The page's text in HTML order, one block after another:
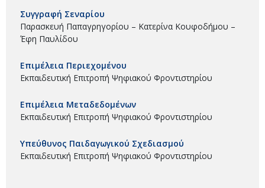
Συγγραφή Σεναρίου
Παρασκευή Παπαγρηγορίου – Κατερίνα Κουφοδήμου –
Έφη Παυλίδου
Επιμέλεια Περιεχομένου
Εκπαιδευτική Επιτροπή Ψηφιακού Φροντιστηρίου
Επιμέλεια Μεταδεδομένων
Εκπαιδευτική Επιτροπή Ψηφιακού Φροντιστηρίου
Υπεύθυνος Παιδαγωγικού Σχεδιασμού
Εκπαιδευτική Επιτροπή Ψηφιακού Φροντιστηρίου